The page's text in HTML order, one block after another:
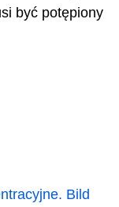
być potępiony
Bild